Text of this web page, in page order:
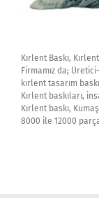
Kırlent Baskı,
Firmamız da;
kırlent tasarım
Kırlent baskıları,
Kırlent baskı,
8000 ile 12000